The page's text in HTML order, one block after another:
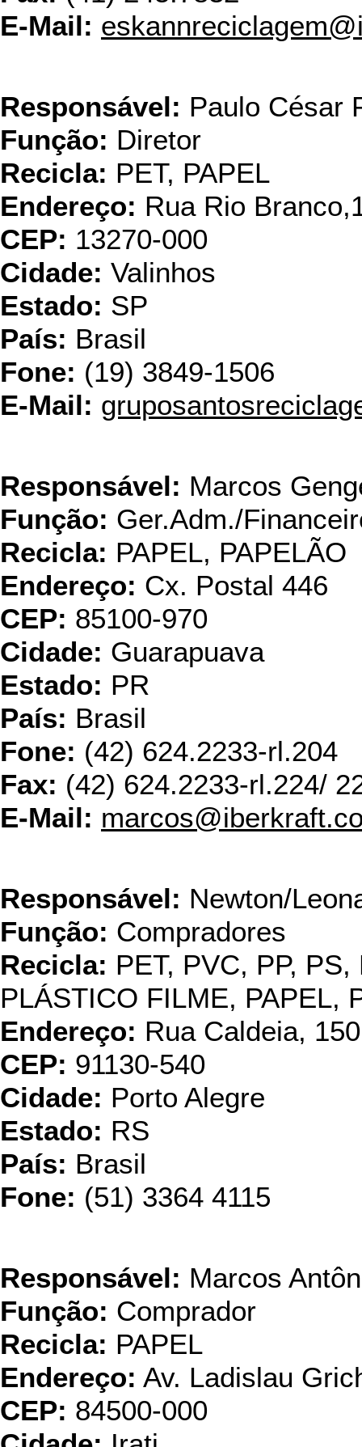
E-Mail:
Responsável: Paulo César
Função: Diretor
Recicla: PET, PAPEL
Endereço: Rua Rio
CEP: 13270-000
Cidade: Valinhos
Estado: SP
País: Brasil
Fone: (19) 3849-1506
E-Mail:
Responsável: Marcos
Função: Ger.Adm./
Recicla: PAPEL, PAPELÃO
Endereço: Cx. Postal 446
CEP: 85100-970
Cidade: Guarapuava
Estado: PR
País: Brasil
Fone: (42) 624.2233-rl.204
Fax: (42) 624.2233-rl.224/
E-Mail:
Responsável: Newton/
Função: Compradores
Recicla: PET, PVC, PP,
PLÁSTICO FILME, PAPEL,
Endereço: Rua Caldeia, 150
CEP: 91130-540
Cidade: Porto Alegre
Estado: RS
País: Brasil
Fone: (51) 3364 4115
Responsável: Marcos
Função: Comprador
Recicla: PAPEL
Endereço: Av. Ladislau
CEP: 84500-000